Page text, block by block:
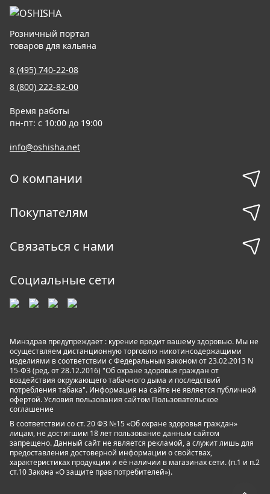
Розничный портал
товаров для кальяна
8 (495) 740-22-08
8 (800) 222-82-00
Время работы
пн-пт: с 10:00 до 19:00
info@oshisha.net
О компании
Покупателям
Связаться с нами
Социальные сети
Минздрав предупреждает : курение вредит вашему здоровью. Мы не
осуществляем дистанционную торговлю никотинсодержащими
изделиями в соответствии с Федеральным законом от 23.02.2013 N
15-ФЗ (ред. от 28.12.2016) "Об охране здоровья граждан от
воздействия окружающего табачного дыма и последствий
потребления табака". Информация на сайте не является публичной
офертой. Условия пользования сайтом Пользовательское
соглашение
В соответствии со ст. 20 ФЗ №15 «Об охране здоровья граждан»
лицам, не достигшим 18 лет пользование данным сайтом
запрещено. Данный сайт не является рекламой, а служит лишь для
предоставления достоверной информации о свойствах,
характеристиках продукции и её наличии в магазинах сети. (п.1 и п.2
ст.10 Закона «О защите прав потребителей»).